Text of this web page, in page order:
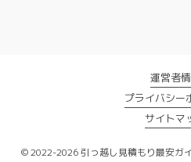
運営者
プライバシー
サイトマ
© 2022-2026 引っ越し見積もり最安ガ